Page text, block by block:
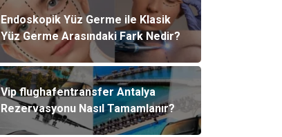
Endoskopik Yüz Germe ile Klasik
Yüz Germe Arasındaki Fark Nedir?
Vip flughafentransfer Antalya
Rezervasyonu Nasıl Tamamlanır?